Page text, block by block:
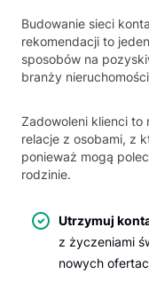
Budowanie sieci
rekomendacji to
sposobów na
branży
Zadowoleni klienci to
relacje z osobami, z
ponieważ mogą
rodzinie.
Utrzymuj
z życzeniami
nowych